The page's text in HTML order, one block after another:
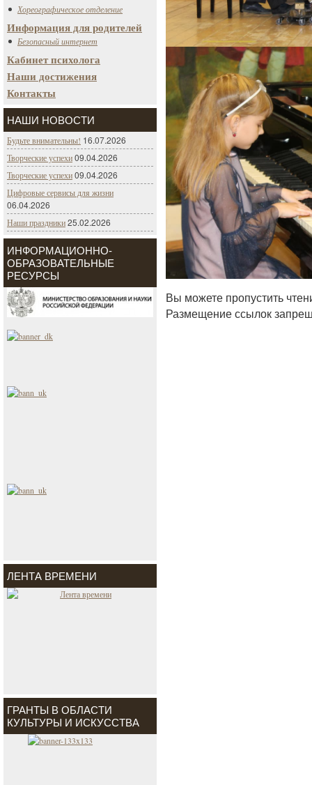
Хореографическое отделение
Информация для родителей
Безопасный интернет
Кабинет психолога
Наши достижения
Контакты
НАШИ НОВОСТИ
Будьте внимательны! 16.07.2026
Творческие успехи09.04.2026
Творческие успехи09.04.2026
Цифровые сервисы для жизни
06.04.2026
Наши праздники25.02.2026
ИНФОРМАЦИОННО-
ОБРАЗОВАТЕЛЬНЫЕ
РЕСУРСЫ
ЛЕНТА ВРЕМЕНИ
ГРАНТЫ В ОБЛАСТИ
КУЛЬТУРЫ И ИСКУССТВА
Вы можете пропустить
Размещение ссылок